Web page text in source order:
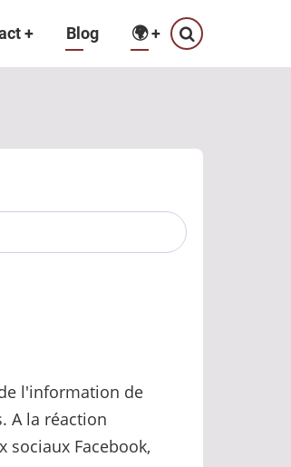
+ Blog 🌍+
l'information de
A la réaction
sociaux Facebook,